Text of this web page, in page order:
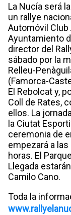
La Nucía será
un rallye
Automóvil Club
Ayuntamiento
director del
sábado por la
Relleu-
(Famorca-
El Rebolcat y,
Coll de Rates,
ellos. La
la Ciutat
ceremonia de
empezará a las
horas. El
Llegada
Camilo Cano.
Toda la